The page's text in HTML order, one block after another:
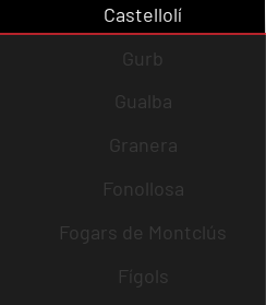
Castellolí
Gurb
Gualba
Granera
Fonollosa
Fogars de Montclús
Fígols